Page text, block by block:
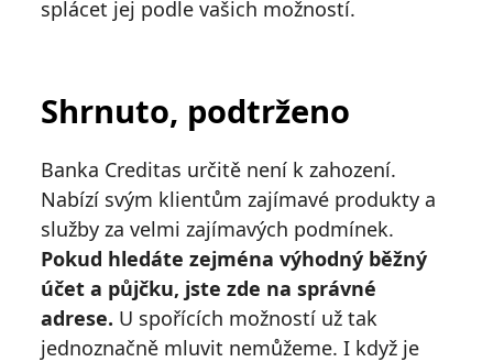
splácet jej podle vašich možností.
Shrnuto, podtrženo
Banka Creditas určitě není k zahození.
Nabízí svým klientům zajímavé produkty a
služby za velmi zajímavých podmínek.
Pokud hledáte zejména výhodný běžný
účet a půjčku, jste zde na správné
adrese. U spořících možností už tak
jednoznačně mluvit nemůžeme. I když je